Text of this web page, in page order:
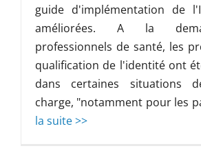
guide d'implémentation de
améliorées. A la
professionnels de santé, les
qualification de l'identité ont
dans certaines situations
charge, "notamment pour les
la suite >>